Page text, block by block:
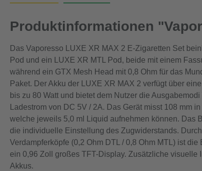
Produktinformationen
Das Vaporesso LUXE XR MAX 2 E-Zigaretten Set
Pod und ein LUXE XR MTL Pod, beide mit einem
während ein GTX Mesh Head mit 0,8 Ohm für das
Paket. Der Akku der LUXE XR MAX 2 verfügt über
bis zu 80 Watt und bietet dem Nutzer die
Ladestrom von DC 5V / 2A. Das Gerät misst 108 mm
welche jeweils 5,0 ml Liquid aufnehmen können. Das
die individuelle Einstellung des Zugwiderstands.
Verdampferköpfe (0,2 Ohm DTL / 0,8 Ohm MTL) ist
ein 0,96 Zoll großes TFT-Display. Zusätzliche
Akkus.